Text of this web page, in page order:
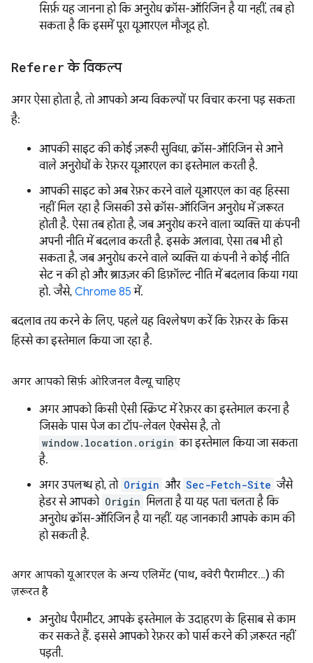
सिर्फ़ यह जानना हो कि अनुरोध क्रॉस-ऑरिजिन है या नहीं, तब हो
सकता है कि इसमें पूरा यूआरएल मौजूद हो.
Referer के विकल्प
अगर ऐसा होता है, तो आपको अन्य विकल्पों पर विचार करना पड़ सकता
है:
आपकी साइट की कोई ज़रूरी सुविधा, क्रॉस-ऑरिजिन से आने
वाले अनुरोधों के रेफ़रर यूआरएल का इस्तेमाल करती है.
आपकी साइट को अब रेफ़र करने वाले यूआरएल का वह हिस्सा
नहीं मिल रहा है जिसकी उसे क्रॉस-ऑरिजिन अनुरोध में ज़रूरत
होती है. ऐसा तब होता है, जब अनुरोध करने वाला व्यक्ति या कंपनी
अपनी नीति में बदलाव करती है. इसके अलावा, ऐसा तब भी हो
सकता है, जब अनुरोध करने वाले व्यक्ति या कंपनी ने कोई नीति
सेट न की हो और ब्राउज़र की डिफ़ॉल्ट नीति में बदलाव किया गया
हो. जैसे, Chrome 85 में.
बदलाव तय करने के लिए, पहले यह विश्लेषण करें कि रेफ़रर के किस
हिस्से का इस्तेमाल किया जा रहा है.
अगर आपको सिर्फ़ ओरिजनल वैल्यू चाहिए
अगर आपको किसी ऐसी स्क्रिप्ट में रेफ़रर का इस्तेमाल करना है
जिसके पास पेज का टॉप-लेवल ऐक्सेस है, तो
window.location.origin का इस्तेमाल किया जा सकता
है.
अगर उपलब्ध हो, तो Origin और Sec-Fetch-Site जैसे
हेडर से आपको Origin मिलता है या यह पता चलता है कि
अनुरोध क्रॉस-ऑरिजिन है या नहीं. यह जानकारी आपके काम की
हो सकती है.
अगर आपको यूआरएल के अन्य एलिमेंट (पाथ, क्वेरी पैरामीटर…) की
ज़रूरत है
अनुरोध पैरामीटर, आपके इस्तेमाल के उदाहरण के हिसाब से काम
कर सकते हैं. इससे आपको रेफ़रर को पार्स करने की ज़रूरत नहीं
पड़ती.